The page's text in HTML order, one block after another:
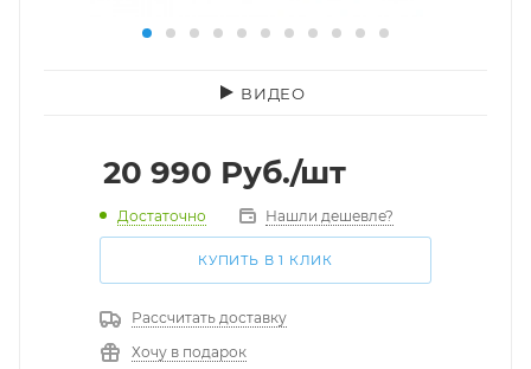
ВИДЕО
20 990 Руб./шт
Достаточно Нашли дешевле?
КУПИТЬ В 1 КЛИК
Рассчитать доставку
Хочу в подарок